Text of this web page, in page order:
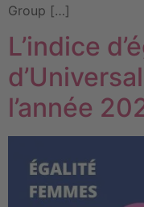
Group […]
L’indice
l’année